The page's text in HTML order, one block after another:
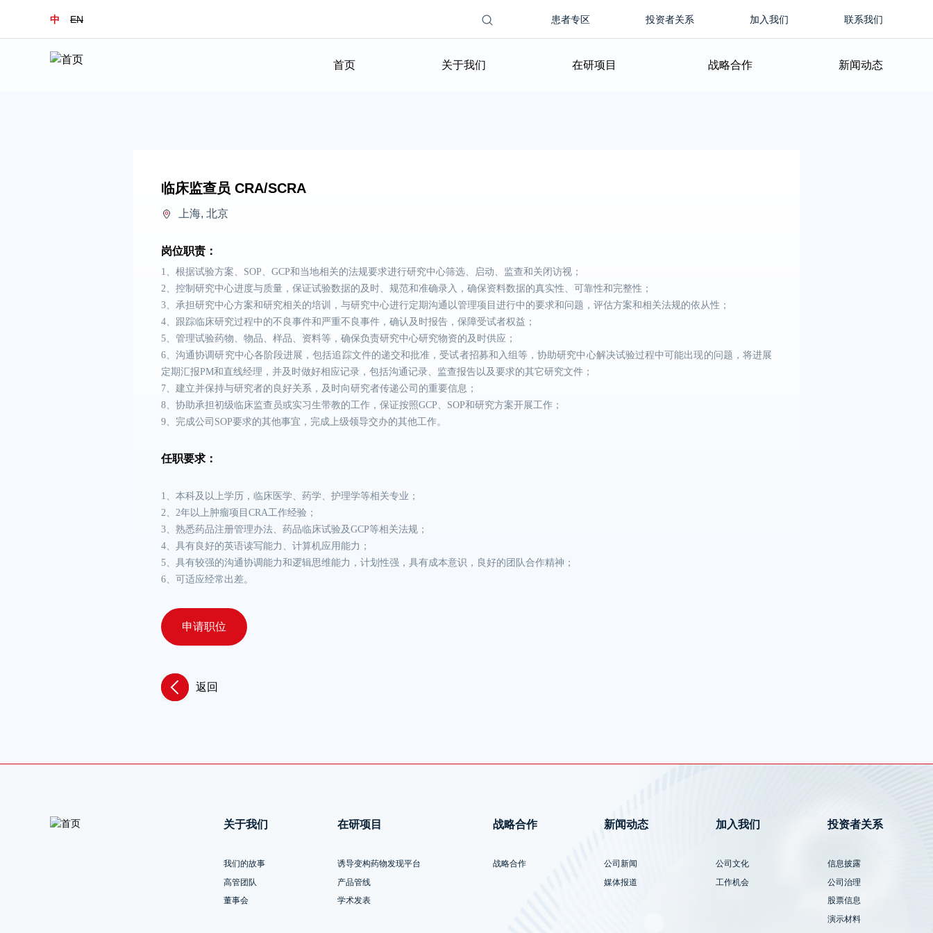
中 EN 搜索表单
Search this
患者专区 投资者关系 加入我们 联系我们
首页 关于我们 在研项目 战略合作 新闻动态
临床监查员 CRA/SCRA
上海, 北京
岗位职责：
1、根据试验方案、SOP、GCP和当地相关的法规要求进行研究中心筛选、启动、监查和关闭访视；
2、控制研究中心进度与质量，保证试验数据的及时、规范和准确录入，确保资料数据的真实性、可靠性和完整性；
3、承担研究中心方案和研究相关的培训，与研究中心进行定期沟通以管理项目进行中的要求和问题，评估方案和相关法规的依从性；
4、跟踪临床研究过程中的不良事件和严重不良事件，确认及时报告，保障受试者权益；
5、管理试验药物、物品、样品、资料等，确保负责研究中心研究物资的及时供应；
6、沟通协调研究中心各阶段进展，包括追踪文件的递交和批准，受试者招募和入组等，协助研究中心解决试验过程中可能出现的问题，将进展
定期汇报PM和直线经理，并及时做好相应记录，包括沟通记录、监查报告以及要求的其它研究文件；
7、建立并保持与研究者的良好关系，及时向研究者传递公司的重要信息；
8、协助承担初级临床监查员或实习生带教的工作，保证按照GCP、SOP和研究方案开展工作；
9、完成公司SOP要求的其他事宜，完成上级领导交办的其他工作。
任职要求：
1、本科及以上学历，临床医学、药学、护理学等相关专业；
2、2年以上肿瘤项目CRA工作经验；
3、熟悉药品注册管理办法、药品临床试验及GCP等相关法规；
4、具有良好的英语读写能力、计算机应用能力；
5、具有较强的沟通协调能力和逻辑思维能力，计划性强，具有成本意识，良好的团队合作精神；
6、可适应经常出差。
申请职位
返回
关于我们
我们的故事
高管团队
董事会
在研项目
诱导变构药物发现平台
产品管线
学术发表
战略合作
战略合作
新闻动态
公司新闻
媒体报道
加入我们
公司文化
工作机会
投资者关系
信息披露
公司治理
股票信息
演示材料